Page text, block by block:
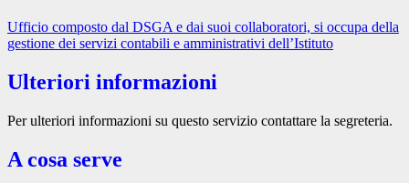
Ufficio composto dal DSGA e dai suoi collaboratori, si occupa della
gestione dei servizi contabili e amministrativi dell’Istituto
Ulteriori informazioni
Per ulteriori informazioni su questo servizio contattare la segreteria.
A cosa serve